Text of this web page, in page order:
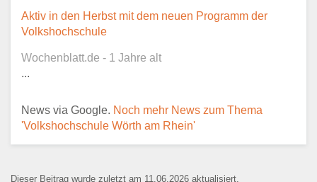
Ansprechpartner
Aktiv in den Herbst mit dem neuen Programm der
Volkshochschule
Wochenblatt.de - 1 Jahre alt
...
News via Google. Noch mehr News zum Thema
'Volkshochschule Wörth am Rhein'
Dieser Beitrag wurde zuletzt am 11.06.2026 aktualisiert.